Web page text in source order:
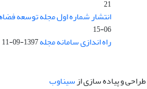
21
انتشار شماره اول مجله توسعه
06-15
راه اندازی سامانه مجله1397-09-11
طراحی و پیاده سازی ازسیناوب